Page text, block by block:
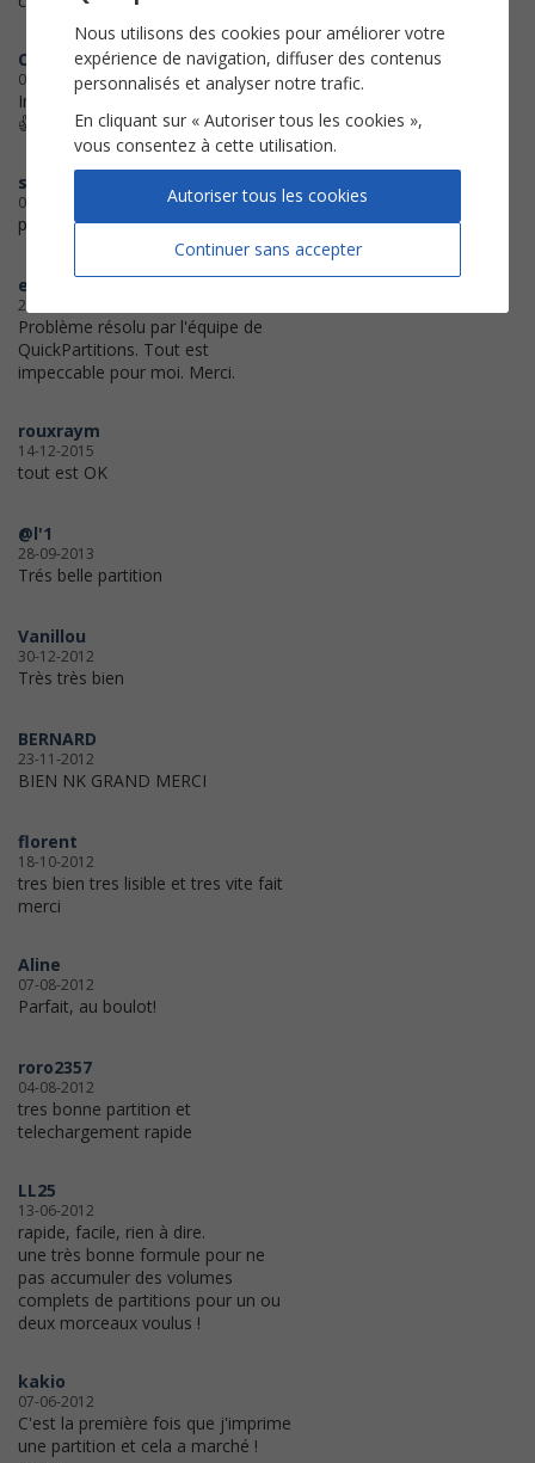
CM
07-07-2018
Impression parfaite.
👍
scoubidou 66
06-04-2018
parfait ,bien imprimé ,Merci !!
eb37
28-02-2017
Problème résolu par l'équipe de
QuickPartitions. Tout est
impeccable pour moi. Merci.
rouxraym
14-12-2015
tout est OK
@l'1
28-09-2013
Trés belle partition
Vanillou
30-12-2012
Très très bien
BERNARD
23-11-2012
BIEN NK GRAND MERCI
florent
18-10-2012
tres bien tres lisible et tres vite fait
merci
Aline
07-08-2012
Parfait, au boulot!
roro2357
04-08-2012
tres bonne partition et
telechargement rapide
LL25
13-06-2012
rapide, facile, rien à dire.
une très bonne formule pour ne
pas accumuler des volumes
complets de partitions pour un ou
deux morceaux voulus !
kakio
07-06-2012
C'est la première fois que j'imprime
une partition et cela a marché !
Nous utilisons des cookies pour améliorer votre
expérience de navigation, diffuser des contenus
personnalisés et analyser notre trafic.
En cliquant sur « Autoriser tous les cookies »,
vous consentez à cette utilisation.
Continuer sans accepter
Autoriser tous les cookies